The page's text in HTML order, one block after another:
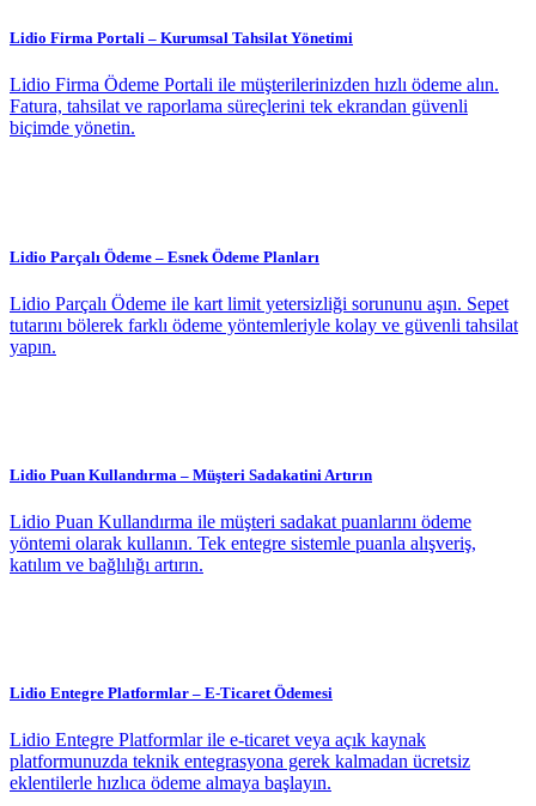
Lidio Firma Portali – Kurumsal Tahsilat Yönetimi
Lidio Firma Ödeme Portali ile müşterilerinizden hızlı ödeme alın.
Fatura, tahsilat ve raporlama süreçlerini tek ekrandan güvenli
biçimde yönetin.
Lidio Parçalı Ödeme – Esnek Ödeme Planları
Lidio Parçalı Ödeme ile kart limit yetersizliği sorununu aşın. Sepet
tutarını bölerek farklı ödeme yöntemleriyle kolay ve güvenli tahsilat
yapın.
Lidio Puan Kullandırma – Müşteri Sadakatini Artırın
Lidio Puan Kullandırma ile müşteri sadakat puanlarını ödeme
yöntemi olarak kullanın. Tek entegre sistemle puanla alışveriş,
katılım ve bağlılığı artırın.
Lidio Entegre Platformlar – E-Ticaret Ödemesi
Lidio Entegre Platformlar ile e-ticaret veya açık kaynak
platformunuzda teknik entegrasyona gerek kalmadan ücretsiz
eklentilerle hızlıca ödeme almaya başlayın.